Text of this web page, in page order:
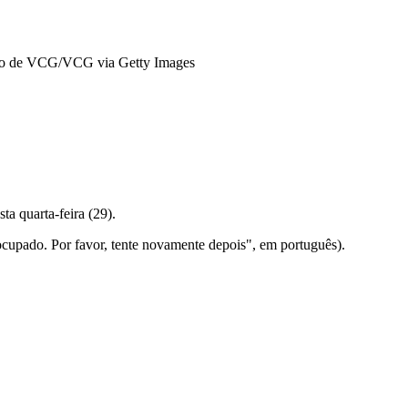
de VCG/VCG via Getty Images
quarta-feira (29).
Por favor, tente novamente depois", em português).